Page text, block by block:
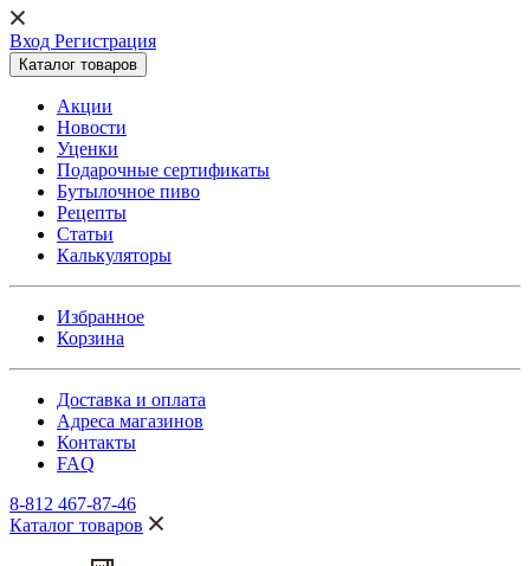
Вход Регистрация
Каталог товаров
Акции
Новости
Уценки
Подарочные сертификаты
Бутылочное пиво
Рецепты
Статьи
Калькуляторы
Избранное
Корзина
Доставка и оплата
Адреса магазинов
Контакты
FAQ
8-812 467-87-46
Каталог товаров